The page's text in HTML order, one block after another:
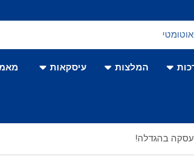
המלצות עיסקאות
בהגדלה!